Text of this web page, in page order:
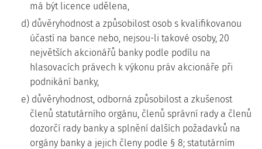
má být licence udělena,
d) důvěryhodnost a způsobilost osob s kvalifikovanou
účastí na bance nebo, nejsou-li takové osoby, 20
největších akcionářů banky podle podílu na
hlasovacích právech k výkonu práv akcionáře při
podnikání banky,
e) důvěryhodnost, odborná způsobilost a zkušenost
členů statutárního orgánu, členů správní rady a členů
dozorčí rady banky a splnění dalších požadavků na
orgány banky a jejich členy podle § 8; statutárním